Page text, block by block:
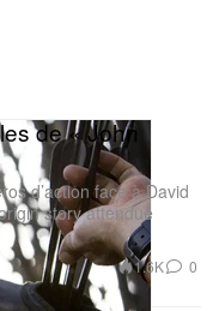
de « John
d’action face à David
story attendue
1.6K 0